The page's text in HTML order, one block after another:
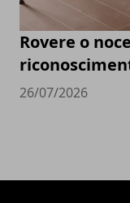
Rovere o
26/07/2026